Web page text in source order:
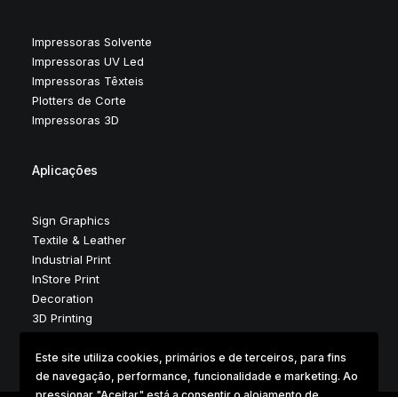
Impressoras Solvente
Impressoras UV Led
Impressoras Têxteis
Plotters de Corte
Impressoras 3D
Aplicações
Sign Graphics
Textile & Leather
Industrial Print
InStore Print
Decoration
3D Printing
Este site utiliza cookies, primários e de terceiros, para fins
de navegação, performance, funcionalidade e marketing. Ao